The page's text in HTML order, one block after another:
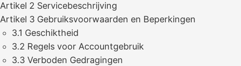
Artikel 2 Servicebeschrijving
Artikel 3 Gebruiksvoorwaarden en Beperkingen
3.1 Geschiktheid
3.2 Regels voor Accountgebruik
3.3 Verboden Gedragingen